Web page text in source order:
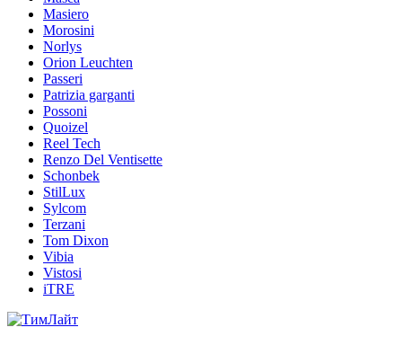
Masiero
Morosini
Norlys
Orion Leuchten
Passeri
Patrizia garganti
Possoni
Quoizel
Reel Tech
Renzo Del Ventisette
Schonbek
StilLux
Sylcom
Terzani
Tom Dixon
Vibia
Vistosi
iTRE